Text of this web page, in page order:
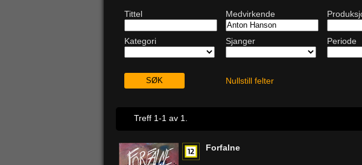
Tittel Medvirkende
Kategori Sjanger Periode
Nullstill felter
Treff 1-1 av 1.
Forfalne